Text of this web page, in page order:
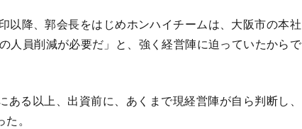
降、郭会長をはじめホンハイチームは、大阪市の本社
人員削減が必要だ」と、強く経営陣に迫っていたからで
る以上、出資前に、あくまで現経営陣が自ら判断し、
。